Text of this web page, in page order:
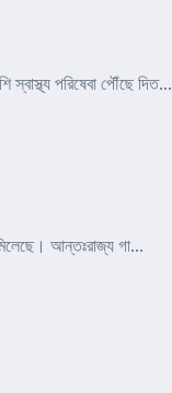
পরিষেবা পৌঁছে দিত...
আন্তঃরাজ্য গা...